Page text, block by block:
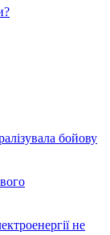
бойову
не